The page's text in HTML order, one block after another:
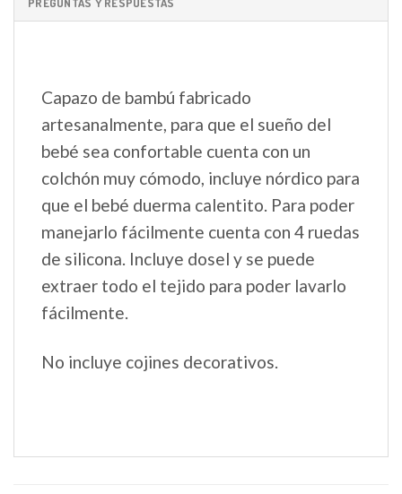
Capazo de bambú fabricado
artesanalmente, para que el sueño del
bebé sea confortable cuenta con un
colchón muy cómodo, incluye nórdico para
que el bebé duerma calentito. Para poder
manejarlo fácilmente cuenta con 4 ruedas
de silicona. Incluye dosel y se puede
extraer todo el tejido para poder lavarlo
fácilmente.
No incluye cojines decorativos.